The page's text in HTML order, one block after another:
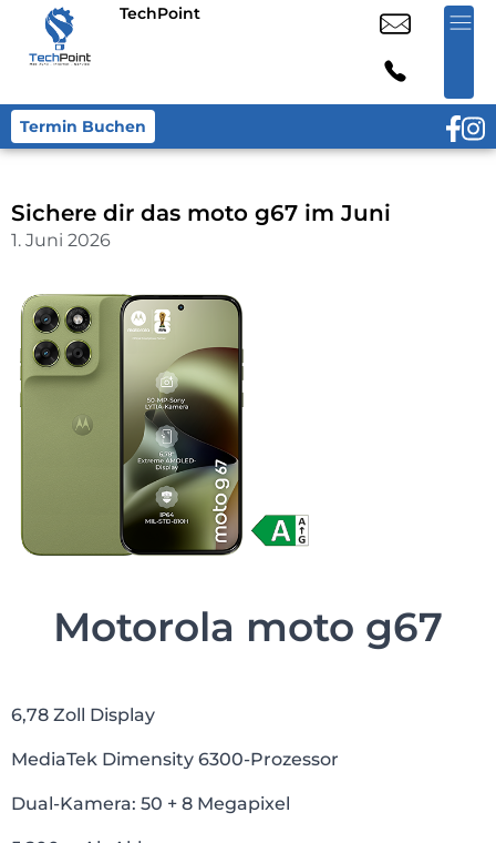
TechPoint
Termin Buchen
Sichere dir das moto g67 im Juni
1. Juni 2026
Motorola moto g67
6,78 Zoll Display
MediaTek Dimensity 6300-Prozessor
Dual-Kamera: 50 + 8 Megapixel